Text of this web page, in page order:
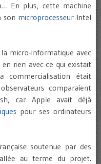
En plus, cette machine
son microprocesseurIntel
micro-informatique avec
rien avec ce qui existait
commercialisation était
comparaient
car Apple avait déjà
pour ses ordinateurs
soutenue par des
au terme du projet.